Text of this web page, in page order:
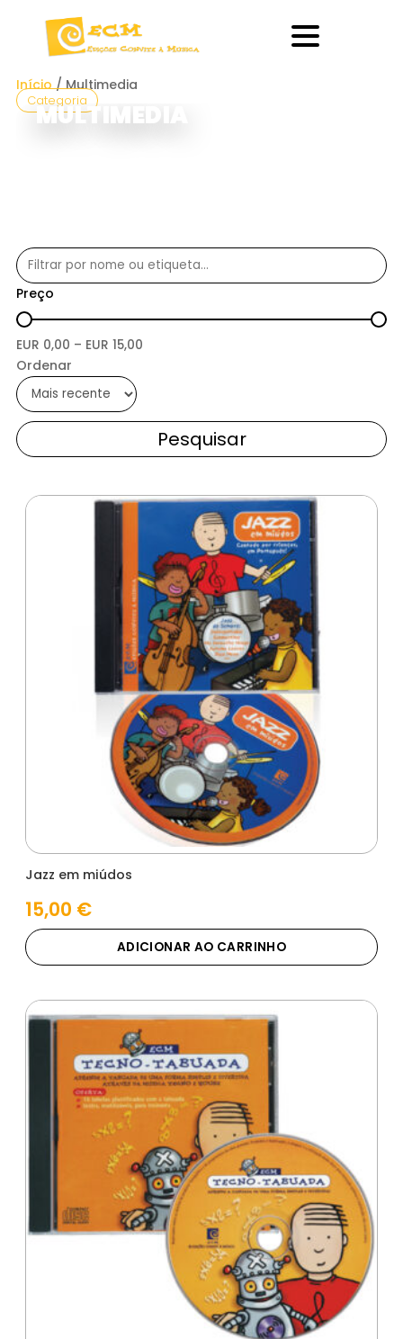
Início/ Multimedia
Categoria
MULTIMEDIA
Preço
EUR 0,00 – EUR 15,00
Ordenar
Pesquisar
Jazz em miúdos
15,00 €
ADICIONAR AO CARRINHO